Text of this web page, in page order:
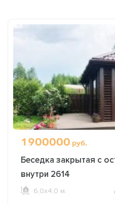
1900000 руб.
Беседка закрытая с
внутри 2614
6,0х4,0 м.